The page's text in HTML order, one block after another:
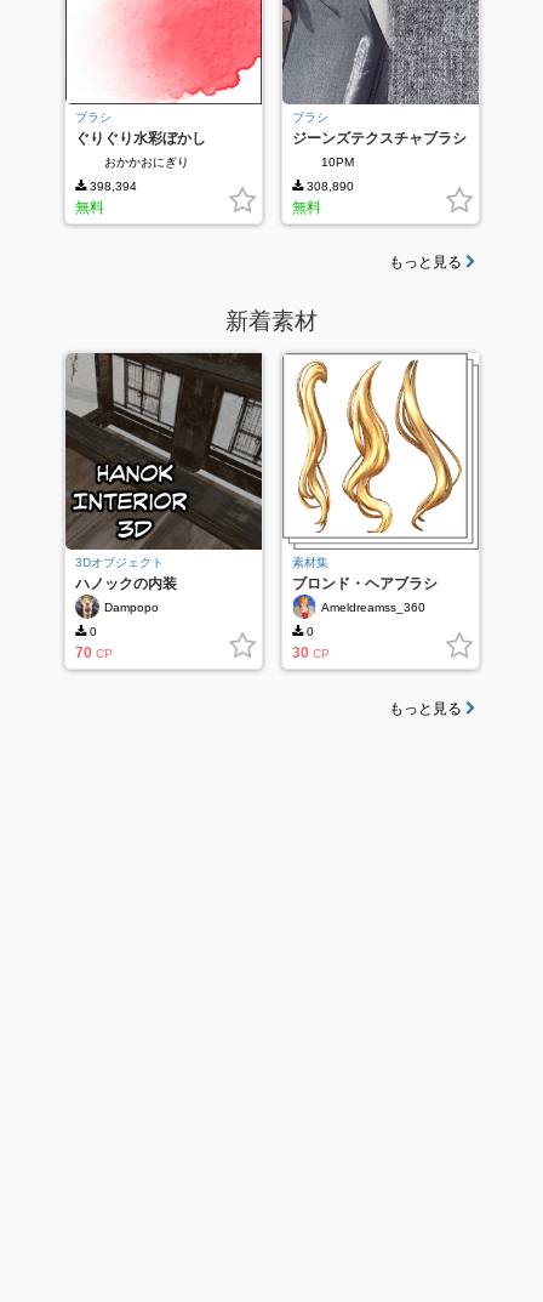
ブラシ
ぐりぐり水彩ぼかし
おかかおにぎり
398,394
無料
ブラシ
ジーンズテクスチャブラシ
10PM
308,890
無料
もっと見る
新着素材
3Dオブジェクト
ハノックの内装
Dampopo
0
70 CP
素材集
ブロンド・ヘアブラシ
Ameldreamss_360
0
30 CP
もっと見る